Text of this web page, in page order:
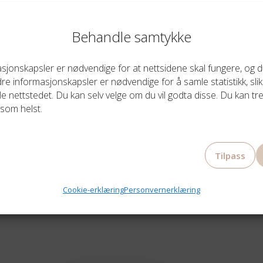
Behandle samtykke
er nødvendige for at nettsidene skal fungere, og du
informasjonskapsler er nødvendige for å samle statistikk, slik
nettstedet. Du kan selv velge om du vil godta disse. Du kan
helst.
Tilpass
Cookie-erklæringPersonvernerklæring
Glemt passord?
Logg Inn